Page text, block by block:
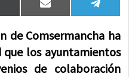
(Twitter)
Compartir
en
Email
en
de Comsermancha ha
los ayuntamientos
de colaboración